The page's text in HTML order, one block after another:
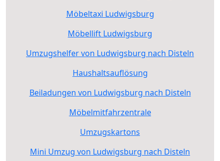
Möbeltaxi Ludwigsburg
Möbellift Ludwigsburg
Umzugshelfer von Ludwigsburg nach Disteln
Haushaltsauflösung
Beiladungen von Ludwigsburg nach Disteln
Möbelmitfahrzentrale
Umzugskartons
Mini Umzug von Ludwigsburg nach Disteln